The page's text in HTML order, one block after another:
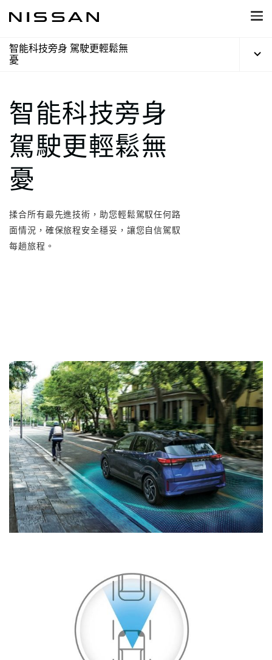
智能科技旁身 駕駛更輕鬆無
憂
智能科技旁身
駕駛更輕鬆無
憂
揉合所有最先進技術，助您輕鬆駕馭任何路
面情況，確保旅程安全穩妥，讓您自信駕馭
每趟旅程。